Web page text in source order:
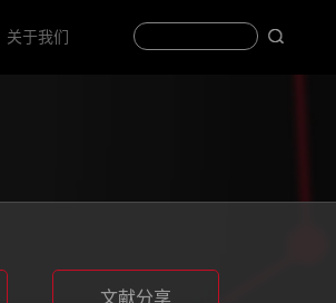
关于我们